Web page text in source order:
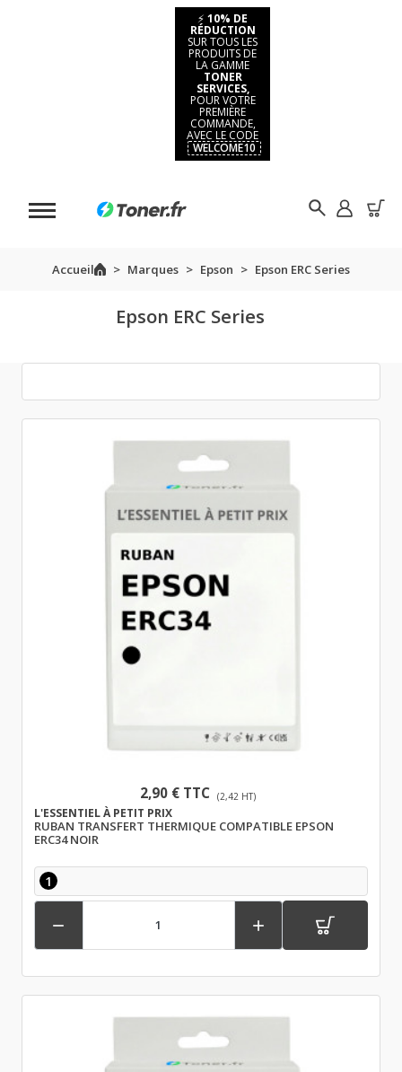
⚡ 10% DE
RÉDUCTION
SUR TOUS LES
PRODUITS DE
LA GAMME
TONER
SERVICES,
POUR VOTRE
PREMIÈRE
COMMANDE,
AVEC LE CODE
WELCOME10
Accueil Marques Epson Epson ERC Series
Epson ERC Series
2,90 € TTC (2,42 HT)
L'ESSENTIEL À PETIT PRIX
RUBAN TRANSFERT THERMIQUE COMPATIBLE EPSON
ERC34 NOIR
1
 